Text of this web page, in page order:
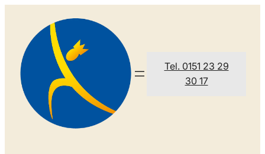
springen
Tel. 0151 23 29
30 17